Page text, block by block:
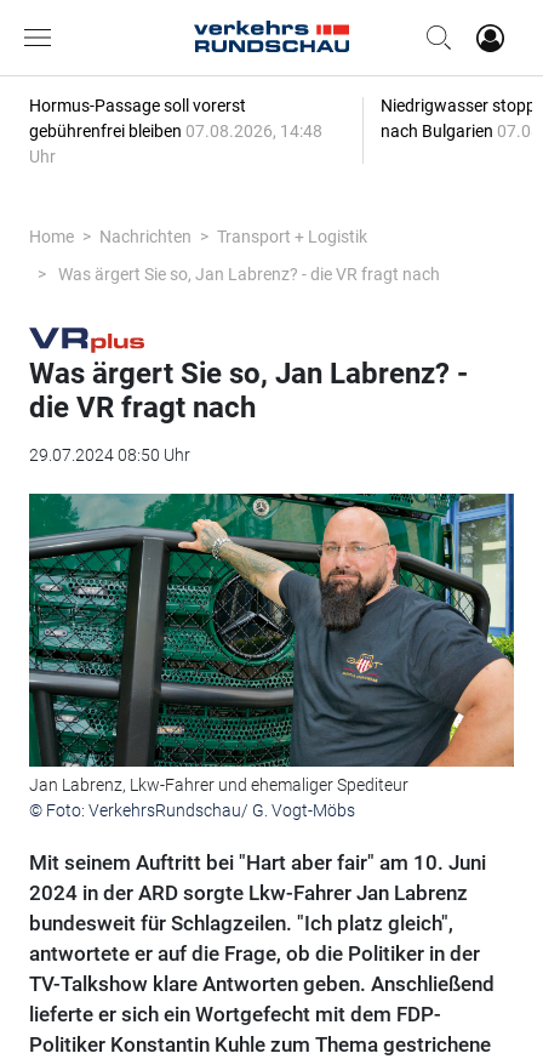
Hormus-Passage soll vorerst
gebührenfrei bleiben 07.08.2026, 14:48
Uhr
Niedrigwasser
nach Bulgarien
Home Nachrichten
Transport + Logistik
Was ärgert Sie so, Jan Labrenz? - die VR fragt nach
Was ärgert Sie so, Jan Labrenz? -
die VR fragt nach
29.07.2024 08:50 Uhr
Jan Labrenz, Lkw-Fahrer und ehemaliger Spediteur
© Foto: VerkehrsRundschau/ G. Vogt-Möbs
Mit seinem Auftritt bei "Hart aber fair" am 10. Juni
2024 in der ARD sorgte Lkw-Fahrer Jan Labrenz
bundesweit für Schlagzeilen. "Ich platz gleich",
antwortete er auf die Frage, ob die Politiker in der
TV-Talkshow klare Antworten geben. Anschließend
lieferte er sich ein Wortgefecht mit dem FDP-
Politiker Konstantin Kuhle zum Thema gestrichene